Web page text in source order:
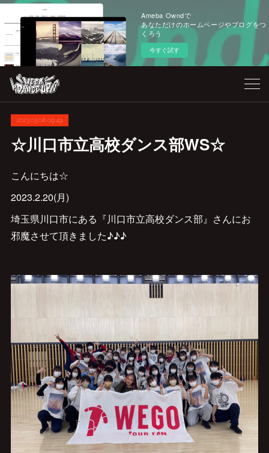
Ameba Owndで
あなただけのホームページやブログをつ
くろう
今すぐ試す
2023.03.08 09:49
☆川口市立高校ダンス部WS☆
こんにちは☆
2023.2.20(月)
埼玉県川口市にある『川口市立高校ダンス部』さんにお
邪魔させて頂きました♪♪♪